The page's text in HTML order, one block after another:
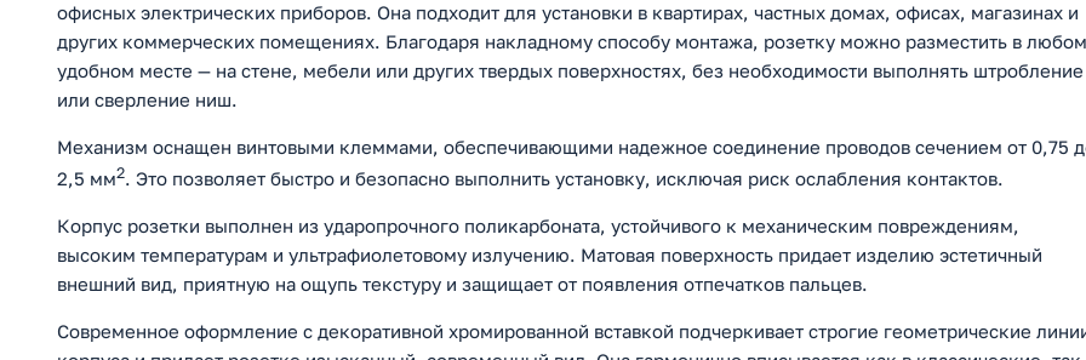
офисных электрических приборов. Она подходит для установки в квартирах, частных домах, офисах, магазинах и
других коммерческих помещениях. Благодаря накладному способу монтажа, розетку можно разместить в любом
удобном месте — на стене, мебели или других твердых поверхностях, без необходимости выполнять штробление
или сверление ниш.
Механизм оснащен винтовыми клеммами, обеспечивающими надежное соединение проводов сечением от 0,75
2,5 мм2. Это позволяет быстро и безопасно выполнить установку, исключая риск ослабления контактов.
Корпус розетки выполнен из ударопрочного поликарбоната, устойчивого к механическим повреждениям,
высоким температурам и ультрафиолетовому излучению. Матовая поверхность придает изделию эстетичный
внешний вид, приятную на ощупь текстуру и защищает от появления отпечатков пальцев.
Современное оформление с декоративной хромированной вставкой подчеркивает строгие геометрические